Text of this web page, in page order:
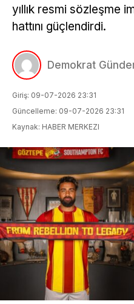
yıllık resmi sözleşme
hattını güçlendirdi.
Demokrat
Giriş: 09-07-2026 23:31
Güncelleme: 09-07-2026 23:31
Kaynak: HABER MERKEZI